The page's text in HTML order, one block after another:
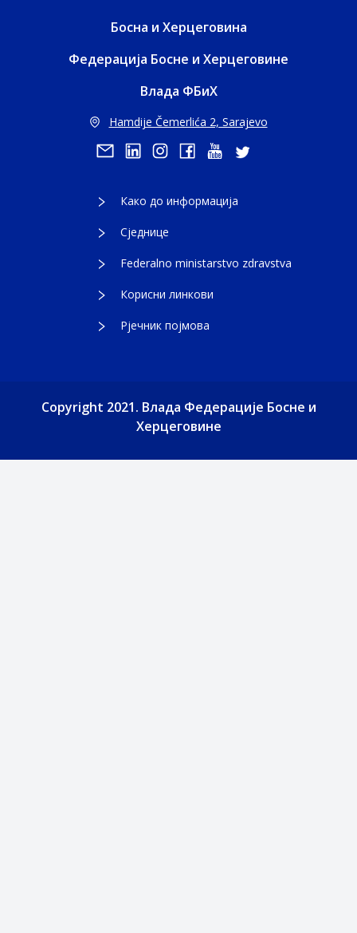
Босна и Херцеговина
Федерација Босне и Херцеговине
Влада ФБиХ
Hamdije Čemerlića 2, Sarajevo
Како до информација
Сједнице
Federalno ministarstvo zdravstva
Корисни линкови
Рјечник појмова
Copyright 2021. Влада Федерације Босне и
Херцеговине